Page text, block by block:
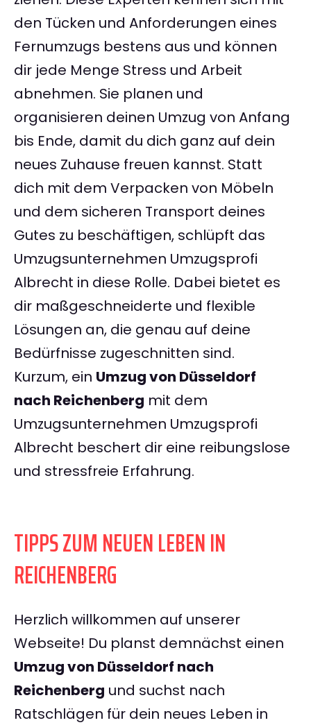
den Tücken und Anforderungen eines
Fernumzugs bestens aus und können
dir jede Menge Stress und Arbeit
abnehmen. Sie planen und
organisieren deinen Umzug von Anfang
bis Ende, damit du dich ganz auf dein
neues Zuhause freuen kannst. Statt
dich mit dem Verpacken von Möbeln
und dem sicheren Transport deines
Gutes zu beschäftigen, schlüpft das
Umzugsunternehmen Umzugsprofi
Albrecht in diese Rolle. Dabei bietet es
dir maßgeschneiderte und flexible
Lösungen an, die genau auf deine
Bedürfnisse zugeschnitten sind.
Kurzum, ein Umzug von Düsseldorf
nach Reichenberg mit dem
Umzugsunternehmen Umzugsprofi
Albrecht beschert dir eine reibungslose
und stressfreie Erfahrung.
TIPPS ZUM NEUEN LEBEN IN
REICHENBERG
Herzlich willkommen auf unserer
Webseite! Du planst demnächst einen
Umzug von Düsseldorf nach
Reichenberg und suchst nach
Ratschlägen für dein neues Leben in